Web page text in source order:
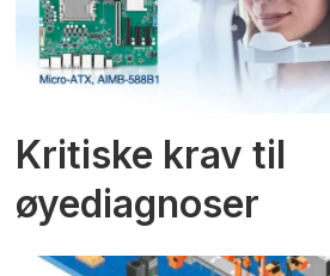
Kritiske krav til
øyediagnoser